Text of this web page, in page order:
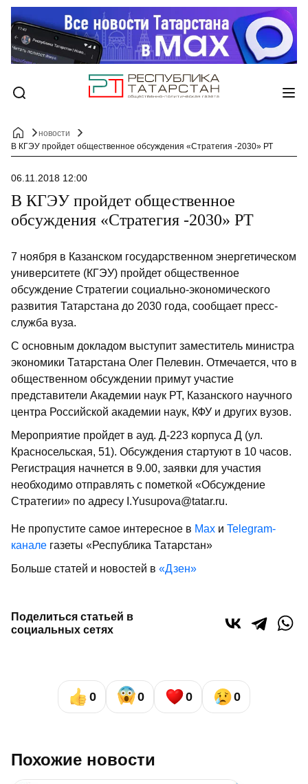
новости
В КГЭУ пройдет общественное обсуждения «Стратегия -2030» РТ
06.11.2018 12:00
В КГЭУ пройдет общественное
обсуждения «Стратегия -2030» РТ
7 ноября в Казанском государственном энергетическом
университете (КГЭУ) пройдет общественное
обсуждение Стратегии социально-экономического
развития Татарстана до 2030 года, сообщает пресс-
служба вуза.
С основным докладом выступит заместитель министра
экономики Татарстана Олег Пелевин. Отмечается, что в
общественном обсуждении примут участие
представители Академии наук РТ, Казанского научного
центра Российской академии наук, КФУ и других вузов.
Мероприятие пройдет в ауд. Д-223 корпуса Д (ул.
Красносельская, 51). Обсуждения стартуют в 10 часов.
Регистрация начнется в 9.00, заявки для участия
необходимо отправлять с пометкой «Обсуждение
Стратегии» по адресу I.Yusupova@tatar.ru.
Не пропустите самое интересное в Max и Telegram-
канале газеты «Республика Татарстан»
Больше статей и новостей в «Дзен»
Поделиться статьей в
социальных сетях
0 0 0 0
Похожие новости